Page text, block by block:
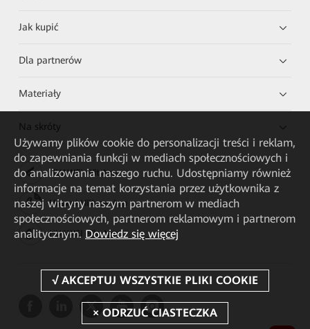
Jak kupić
Dla partnerów
Materiały
Na skróty
HUAWEI eKit App
Huawei HiKnow App
HUAWEI eFly App
Używamy plików cookie do personalizacji treści i reklam,
do zapewniania funkcji w mediach społecznościowych i
do analizowania naszego ruchu. Udostępniamy również
informacje na temat korzystania przez użytkownika z
naszej witryny naszym partnerom w mediach
społecznościowych, partnerom reklamowym i partnerom
analitycznym. Dowiedz się więcej